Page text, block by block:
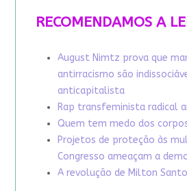
RECOMENDAMOS A
August Nimtz prova que
antirracismo são
anticapitalista
Rap transfeminista radical
Quem tem medo dos
Projetos de proteção às
Congresso ameaçam a
A revolução de Milton